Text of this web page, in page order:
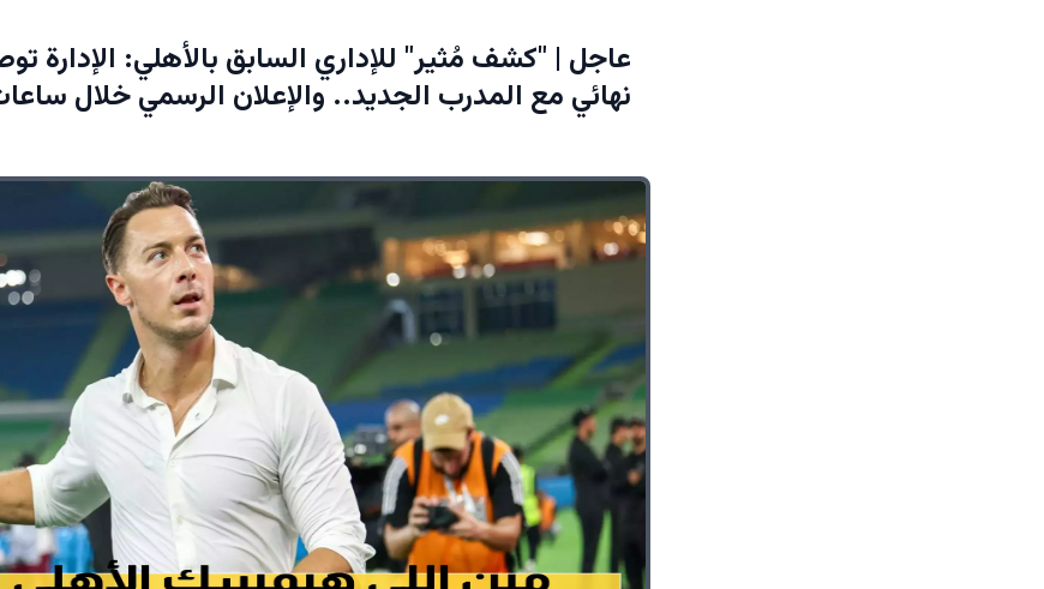
عاجل | "كشف مُثير" للإداري السابق بالأهلي: الإدارة
نهائي مع المدرب الجديد.. والإعلان الرسمي خلال